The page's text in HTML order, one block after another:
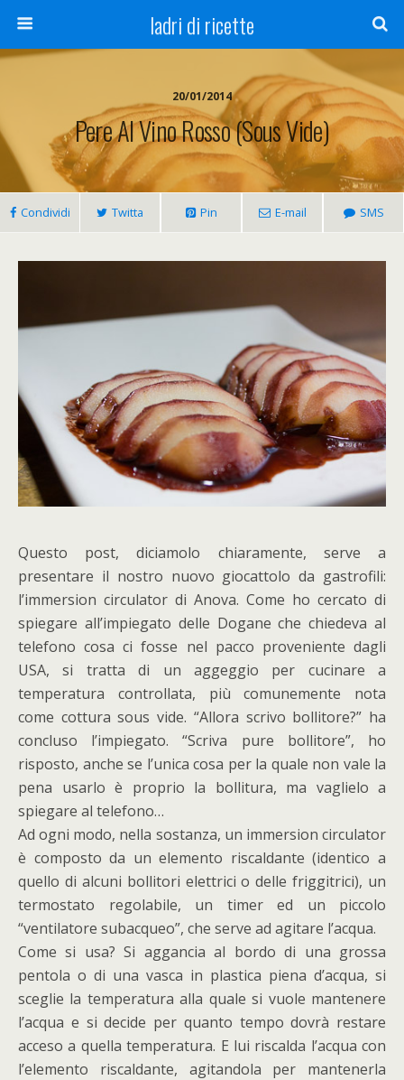
ladri di ricette
20/01/2014
Pere Al Vino Rosso (sous Vide)
Condividi Twitta Pin E-mail SMS
Questo post, diciamolo chiaramente, serve a
presentare il nostro nuovo giocattolo da gastrofili:
l’immersion circulator di Anova. Come ho cercato di
spiegare all’impiegato delle Dogane che chiedeva al
telefono cosa ci fosse nel pacco proveniente dagli
USA, si tratta di un aggeggio per cucinare a
temperatura controllata, più comunemente nota
come cottura sous vide. “Allora scrivo bollitore?” ha
concluso l’impiegato. “Scriva pure bollitore”, ho
risposto, anche se l’unica cosa per la quale non vale la
pena usarlo è proprio la bollitura, ma vaglielo a
spiegare al telefono…
Ad ogni modo, nella sostanza, un immersion circulator
è composto da un elemento riscaldante (identico a
quello di alcuni bollitori elettrici o delle friggitrici), un
termostato regolabile, un timer ed un piccolo
“ventilatore subacqueo”, che serve ad agitare l’acqua.
Come si usa? Si aggancia al bordo di una grossa
pentola o di una vasca in plastica piena d’acqua, si
sceglie la temperatura alla quale si vuole mantenere
l’acqua e si decide per quanto tempo dovrà restare
acceso a quella temperatura. E lui riscalda l’acqua con
l’elemento riscaldante, agitandola per mantenerla